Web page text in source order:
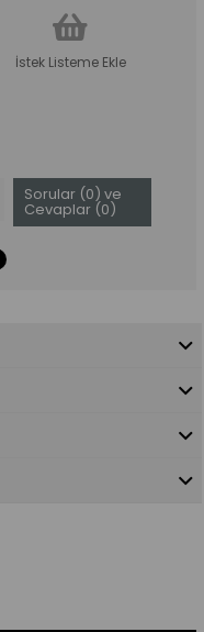
İstek Listeme Ekle
Sorular (0) ve
Cevaplar (0)